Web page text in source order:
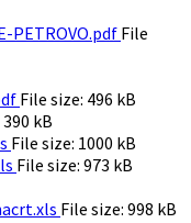
PETROVO.pdf File
File size: 496 kB
390 kB
File size: 1000 kB
File size: 973 kB
File size: 998 kB